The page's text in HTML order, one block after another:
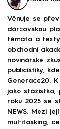
Věnuje se
dárcovskou
témata a
obchodní
novinářské
publicistiky,
Generace20.
jako stážistka,
roku 2025 se
NEWS. Mezi
multitasking,